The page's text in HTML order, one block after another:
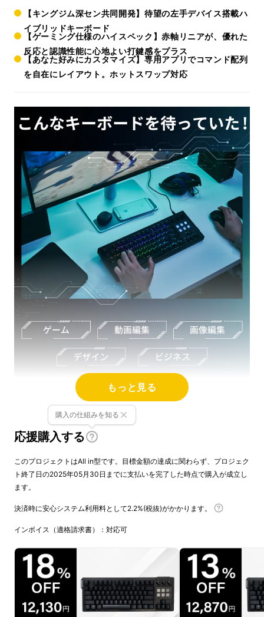
【キングジム深セン共同開発】待望の左手デバイス搭載ハ
イブリッドキーボード
【ゲーミング仕様のハイスペック】赤軸リニアが、優れた
反応と認識性能に心地よい打鍵感をプラス
【あなた好みにカスタマイズ】専用アプリでコマンド配列
を自在にレイアウト。ホットスワップ対応
もっと見る
応援購入する
購入の仕組みを知る
このプロジェクトはAll in型です。目標金額の達成に関わらず、プロジェク
ト終了日の2025年05月30日までに支払いを完了した時点で購入が成立し
ます。
決済時に安心システム利用料として2.2%(税抜)がかかります。
インボイス（適格請求書）：対応可